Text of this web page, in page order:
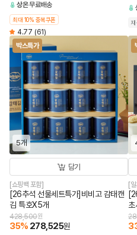
상온무료배송
최대 10% 중복쿠폰
4.77 (61)
박스특가
5개
담기
[쇼핑백 포함]
[26추석 선물세트특가]비비고 감태캔
김 특호X5개
428,500원
35% 278,525원
[